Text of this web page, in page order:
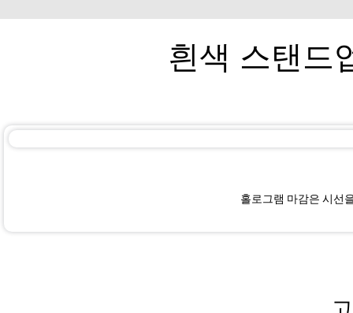
흰색 스탠드
홀로그램 마감은 시선